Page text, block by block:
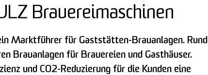
Brauereimaschinen
Marktführer für Gaststätten-Brauanlagen. Rund
Brauanlagen für Brauereien und Gasthäuser.
und CO2-Reduzierung für die Kunden eine